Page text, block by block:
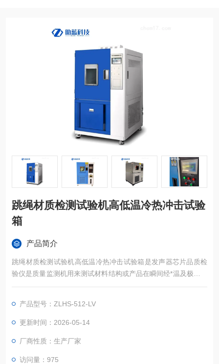
跳绳材质检测试验机高低温冷热冲击试验
箱
产品简介
跳绳材质检测试验机高低温冷热冲击试验箱是发声器芯片品质检
验仪是质量监测机用来测试材料结构或产品在瞬间经*温及极低温
的连续环境下所能忍受的程度，籍以在短时间内试验其热胀冷缩
塑料、橡胶、电子......等材料，可作为产品改进的依据或参考
产品型号：ZLHS-512-LV
更新时间：2026-05-14
厂商性质：生产厂家
访问量：975